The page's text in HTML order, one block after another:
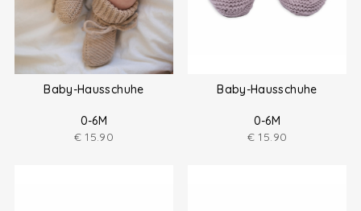
Baby-Hausschuhe
0-6M
€ 15.90
Baby-Hausschuhe
0-6M
€ 15.90